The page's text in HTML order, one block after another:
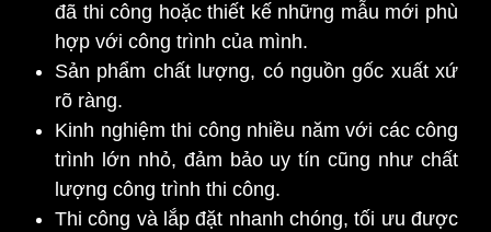
đã thi công hoặc thiết kế những mẫu mới phù
hợp với công trình của mình.
Sản phẩm chất lượng, có nguồn gốc xuất xứ
rõ ràng.
Kinh nghiệm thi công nhiều năm với các công
trình lớn nhỏ, đảm bảo uy tín cũng như chất
lượng công trình thi công.
Thi công và lắp đặt nhanh chóng, tối ưu được